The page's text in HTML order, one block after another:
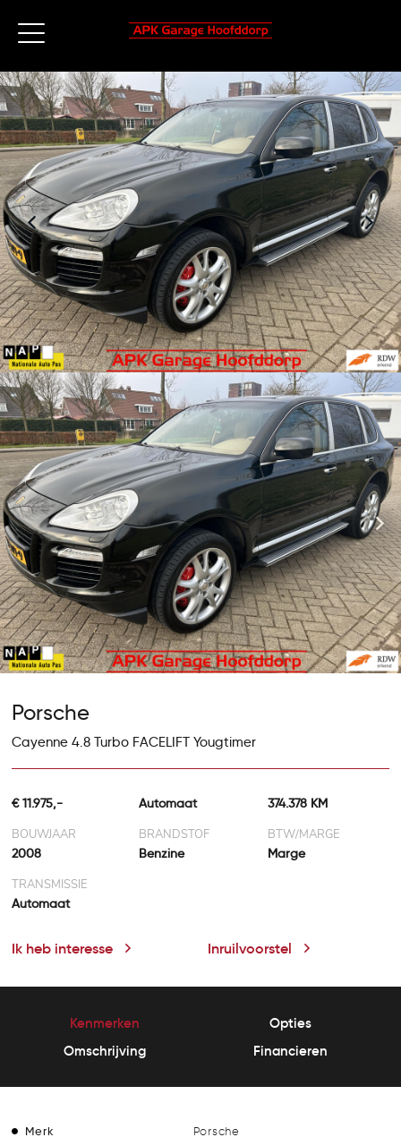
Porsche
Cayenne 4.8 Turbo FACELIFT Yougtimer
€ 11.975,- Automaat
374.378 KM
BOUWJAAR
2008
BRANDSTOF
Benzine
BTW/MARGE
Marge
TRANSMISSIE
Automaat
Ik heb interesse Inruilvoorstel
Kenmerken
Opties
Omschrijving
Financieren
Merk Porsche